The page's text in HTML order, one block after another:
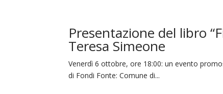
Presentazione del libro
Teresa Simeone
Venerdì 6 ottobre, ore 18:00: un evento
di Fondi Fonte: Comune di...